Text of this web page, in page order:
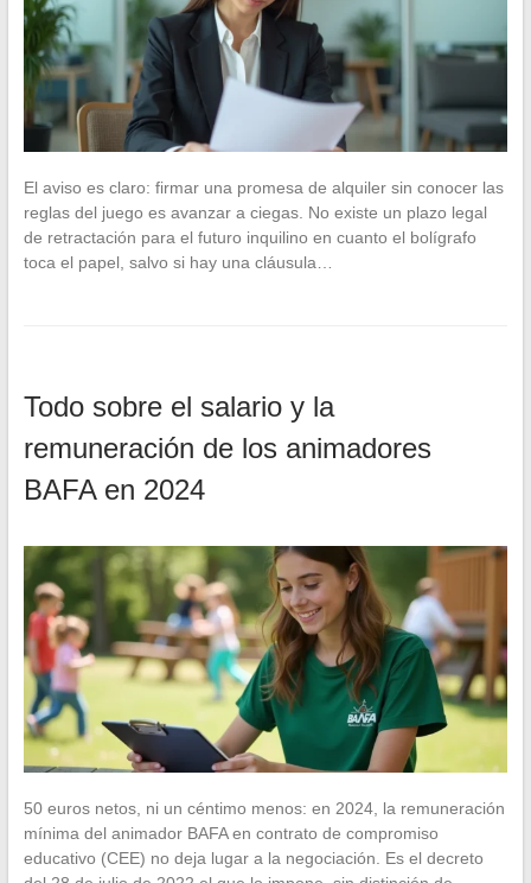
El aviso es claro: firmar una promesa de alquiler sin conocer las
reglas del juego es avanzar a ciegas. No existe un plazo legal
de retractación para el futuro inquilino en cuanto el bolígrafo
toca el papel, salvo si hay una cláusula…
Todo sobre el salario y la
remuneración de los animadores
BAFA en 2024
50 euros netos, ni un céntimo menos: en 2024, la remuneración
mínima del animador BAFA en contrato de compromiso
educativo (CEE) no deja lugar a la negociación. Es el decreto